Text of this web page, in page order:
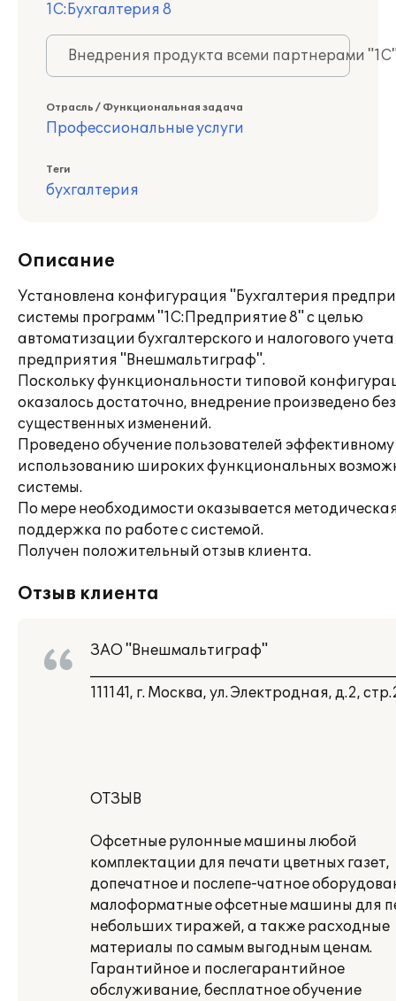
1С:Бухгалтерия 8
Внедрения продукта всеми партнерами
Отрасль / Функциональная задача
Профессиональные услуги
Теги
бухгалтерия
Описание
Установлена конфигурация "Бухгалтерия
системы программ "1С:Предприятие 8" с целью
автоматизации бухгалтерского и налогового учета
предприятия "Внешмальтиграф".
Поскольку функциональности типовой
оказалось достаточно, внедрение произведено без
существенных изменений.
Проведено обучение пользователей эффективному
использованию широких функциональных
системы.
По мере необходимости оказывается
поддержка по работе с системой.
Получен положительный отзыв клиента.
Отзыв клиента
ЗАО "Внешмальтиграф"
111141, г. Москва, ул. Электродная, д.2,
ОТЗЫВ
Офсетные рулонные машины любой
комплектации для печати цветных газет,
допечатное и послепе-чатное
малоформатные офсетные машины для
небольших тиражей, а также расходные
материалы по самым выгодным ценам.
Гарантийное и послегарантийное
обслуживание, бесплатное обучение